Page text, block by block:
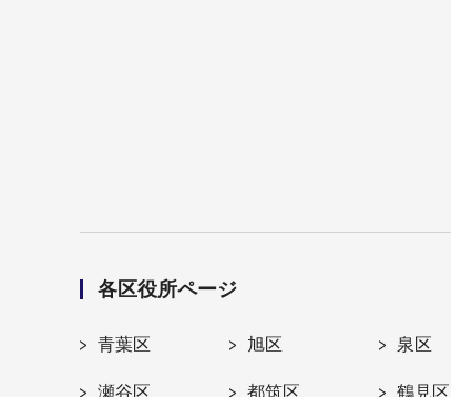
各区役所ページ
青葉区 旭区 泉区
瀬谷区 都筑区 鶴見区